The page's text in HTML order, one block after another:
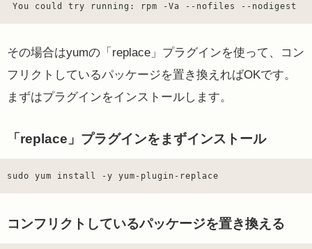
You could try running: rpm -Va --nofiles --nodigest
その場合はyumの「replace」プラグインを使って、コン
フリクトしているパッケージを置き換えればOKです。
まずはプラグインをインストールします。
「replace」プラグインをまずインストール
sudo yum install -y yum-plugin-replace
コンフリクトしているパッケージを置き換える